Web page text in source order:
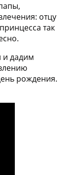
отцу
так
и дадим
рождения.